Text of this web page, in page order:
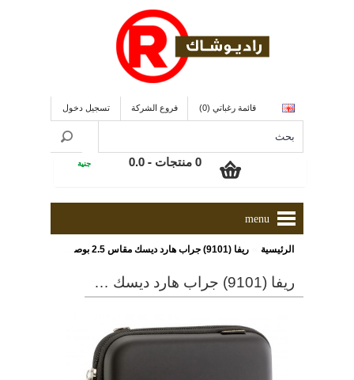
قائمة رغباتي (0) فروع الشركة تسجيل دخول
0 منتجات - 0.0 جنية
menu
الرئيسية ريفا (9101) جراب هارد ديسك مقاس 2.5 بوصة/جى بى إس ذو لون أسود
ريفا (9101) جراب هارد ديسك مقاس 2.5 بوصة/جى بى إس ذو لون أسود